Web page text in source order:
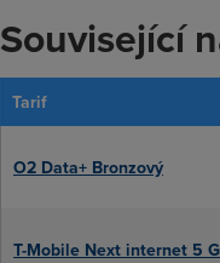
Související
Tarif
O2 Data+ Bronzový
T-Mobile Next internet 5